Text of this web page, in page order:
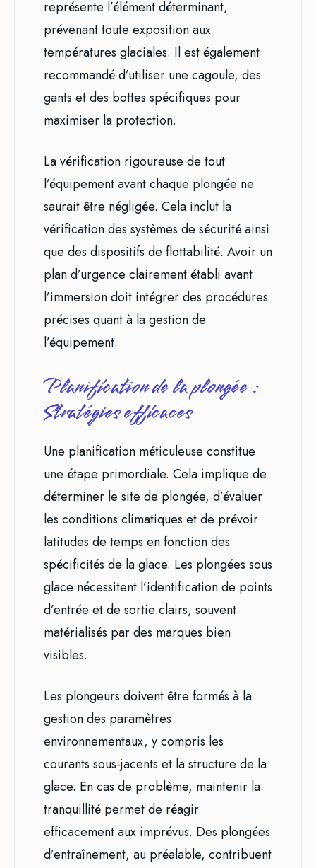
représente l’élément déterminant,
prévenant toute exposition aux
températures glaciales. Il est également
recommandé d’utiliser une cagoule, des
gants et des bottes spécifiques pour
maximiser la protection.
La vérification rigoureuse de tout
l’équipement avant chaque plongée ne
saurait être négligée. Cela inclut la
vérification des systèmes de sécurité ainsi
que des dispositifs de flottabilité. Avoir un
plan d’urgence clairement établi avant
l’immersion doit intégrer des procédures
précises quant à la gestion de
l’équipement.
Planification de la plongée :
Stratégies efficaces
Une planification méticuleuse constitue
une étape primordiale. Cela implique de
déterminer le site de plongée, d’évaluer
les conditions climatiques et de prévoir
latitudes de temps en fonction des
spécificités de la glace. Les plongées sous
glace nécessitent l’identification de points
d’entrée et de sortie clairs, souvent
matérialisés par des marques bien
visibles.
Les plongeurs doivent être formés à la
gestion des paramètres
environnementaux, y compris les
courants sous-jacents et la structure de la
glace. En cas de problème, maintenir la
tranquillité permet de réagir
efficacement aux imprévus. Des plongées
d’entraînement, au préalable, contribuent